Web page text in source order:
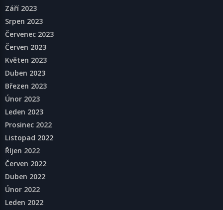
Září 2023
Srpen 2023
Červenec 2023
Červen 2023
Květen 2023
Duben 2023
Březen 2023
Únor 2023
Leden 2023
Prosinec 2022
Listopad 2022
Říjen 2022
Červen 2022
Duben 2022
Únor 2022
Leden 2022